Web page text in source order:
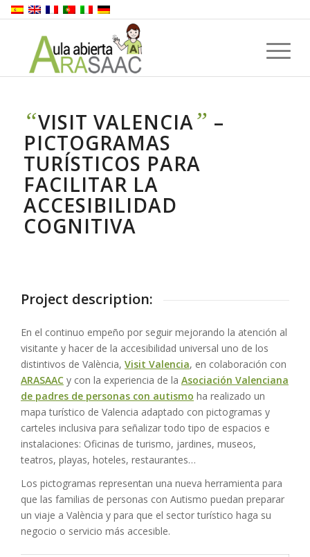
“VISIT VALENCIA” –
PICTOGRAMAS
TURÍSTICOS PARA
FACILITAR LA
ACCESIBILIDAD
COGNITIVA
Project description:
En el continuo empeño por seguir mejorando la atención al
visitante y hacer de la accesibilidad universal uno de los
distintivos de València, Visit Valencia, en colaboración con
ARASAAC y con la experiencia de la Asociación Valenciana
de padres de personas con autismo ha realizado un
mapa turístico de Valencia adaptado con pictogramas y
carteles inclusiva para señalizar todo tipo de espacios e
instalaciones: Oficinas de turismo, jardines, museos,
teatros, playas, hoteles, restaurantes…
Los pictogramas representan una nueva herramienta para
que las familias de personas con Autismo puedan preparar
un viaje a València y para que el sector turístico haga su
negocio o servicio más accesible.